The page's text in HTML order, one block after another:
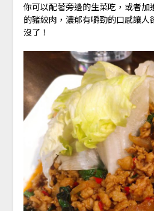
你可以配著旁邊的生菜吃，或者加
的豬絞肉，濃郁有嚼勁的口感讓人
沒了！